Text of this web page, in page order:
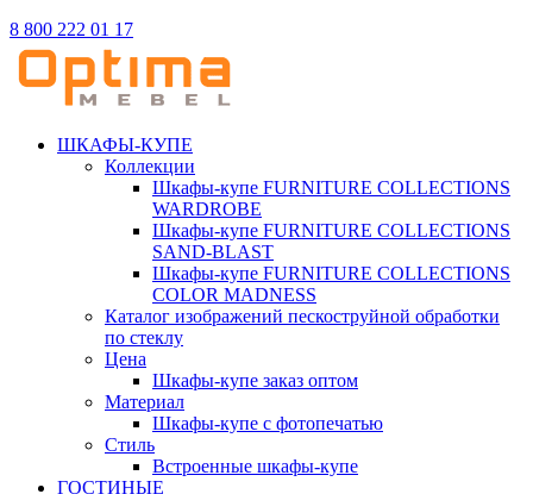
8 800 222 01 17
ШКАФЫ-КУПЕ
Коллекции
Шкафы-купе FURNITURE COLLECTIONS
WARDROBE
Шкафы-купе FURNITURE COLLECTIONS
SAND-BLAST
Шкафы-купе FURNITURE COLLECTIONS
COLOR MADNESS
Каталог изображений пескоструйной обработки
по стеклу
Цена
Шкафы-купе заказ оптом
Материал
Шкафы-купе с фотопечатью
Стиль
Встроенные шкафы-купе
ГОСТИНЫЕ